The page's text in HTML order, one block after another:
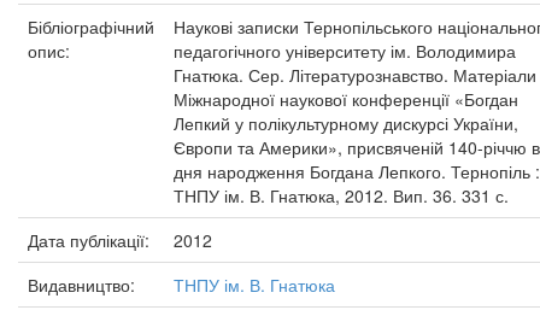
Бібліографічний
опис:
Наукові записки Тернопільського
педагогічного університету ім. Володимира
Гнатюка. Сер. Літературознавство. Матеріали
Міжнародної наукової конференції «Богдан
Лепкий у полікультурному дискурсі України,
Європи та Америки», присвяченій 140-річчю
дня народження Богдана Лепкого. Тернопіль :
ТНПУ ім. В. Гнатюка, 2012. Вип. 36. 331 с.
Дата публікації:
2012
Видавництво:
ТНПУ ім. В. Гнатюка